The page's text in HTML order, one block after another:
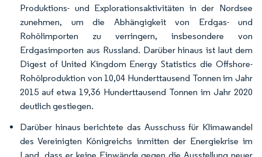
Produktions- und Explorationsaktivitäten in der Nordsee
zunehmen, um die Abhängigkeit von Erdgas- und
Rohölimporten zu verringern, insbesondere von
Erdgasimporten aus Russland. Darüber hinaus ist laut dem
Digest of United Kingdom Energy Statistics die Offshore-
Rohölproduktion von 10,04 Hunderttausend Tonnen im Jahr
2015 auf etwa 19,36 Hunderttausend Tonnen im Jahr 2020
deutlich gestiegen.
Darüber hinaus berichtete das Ausschuss für Klimawandel
des Vereinigten Königreichs inmitten der Energiekrise im